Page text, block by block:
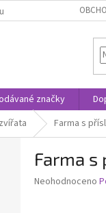
značky
Farma s
Farma
Průměrné
Neohodnoceno